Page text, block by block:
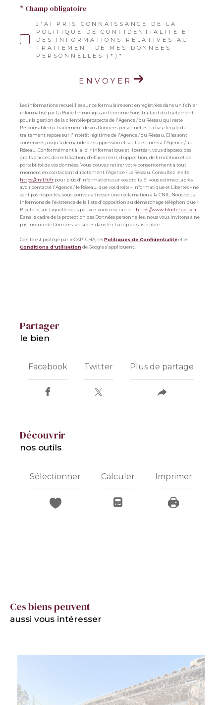
J'AI PRIS CONNAISSANCE DE LA
POLITIQUE DE CONFIDENTIALITÉ ET
DES INFORMATIONS RELATIVES AU
TRAITEMENT DE MES DONNÉES
PERSONNELLES (*)*
* Champ obligatoire
ENVOYER
Les informations recueillies sur ce formulaire sont enregistrées dans un fichier
informatisé par La Boite Immo agissant comme Sous-traitant du traitement
pour la gestion de la clientèle/prospects de l'Agence / du Réseau qui reste
Responsable du Traitement de vos Données personnelles. La base légale du
traitement repose sur l'intérêt légitime de l'Agence / du Réseau. Elles sont
conservées jusqu'à demande de suppression et sont destinées à l'Agence / au
Réseau. Conformément à la loi « informatique et libertés », vous disposez des
droits d’accès, de rectification, d’effacement, d’opposition, de limitation et de
portabilité de vos données. Vous pouvez retirer votre consentement à tout
moment en contactant directement l’Agence / Le Réseau. Consultez le site
https://cnil.fr/fr pour plus d’informations sur vos droits. Si vous estimez, après
avoir contacté l'Agence / le Réseau, que vos droits « Informatique et Libertés » ne
sont pas respectés, vous pouvez adresser une réclamation à la CNIL. Nous vous
informons de l’existence de la liste d'opposition au démarchage téléphonique «
Bloctel », sur laquelle vous pouvez vous inscrire ici : https://www.bloctel.gouv.fr
Dans le cadre de la protection des Données personnelles, nous vous invitons à ne
pas inscrire de Données sensibles dans le champ de saisie libre.
Ce site est protégé par reCAPTCHA, lesPolitiques de Confidentialitéet es
Conditions d'utilisationde Google s'appliquent.
partager
le bien
Facebook Twitter Plus de partage
découvrir
nos outils
Sélectionner Calculer Imprimer
Ces biens peuvent
aussi vous intéresser